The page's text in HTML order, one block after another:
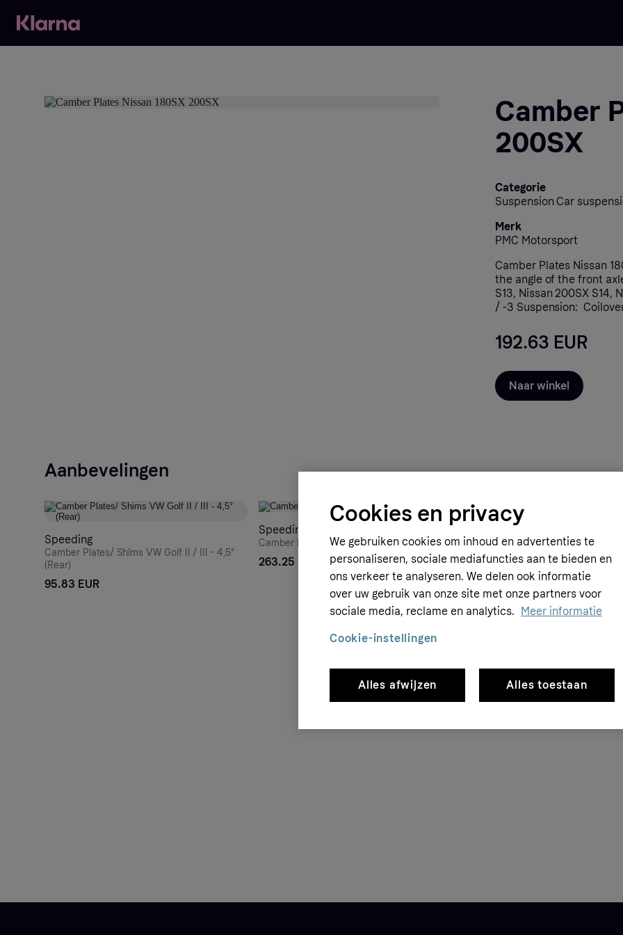
Camber
200SX
Categorie
Suspension Car
Merk
PMC Motorsport
Camber Plates Nissan
the angle of the front
S13, Nissan 200SX S14,
/ -3 Suspension:
192.63 EUR
Naar winkel
Aanbevelingen
Speeding
Camber Plates/ Shims VW Golf II / III - 4,5°
(Rear)
95.83 EUR
Speeding
Camber Plates VW Golf II Golf III (3D)
263.25 EUR
Speeding
Camber Plates Porsche 924 944
260.88 EUR
Cookies en privacy
We gebruiken cookies om inhoud en advertenties te
personaliseren, sociale mediafuncties aan te bieden en
ons verkeer te analyseren. We delen ook informatie
over uw gebruik van onze site met onze partners voor
sociale media, reclame en analytics. Meer informatie
Alles afwijzen Alles toestaan
Cookie-instellingen